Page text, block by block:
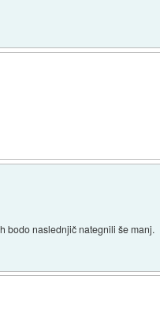
bodo naslednjič nategnili še manj.